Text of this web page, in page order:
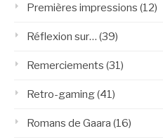
Premières impressions (12)
Réflexion sur… (39)
Remerciements (31)
Retro-gaming(41)
Romans de Gaara (16)